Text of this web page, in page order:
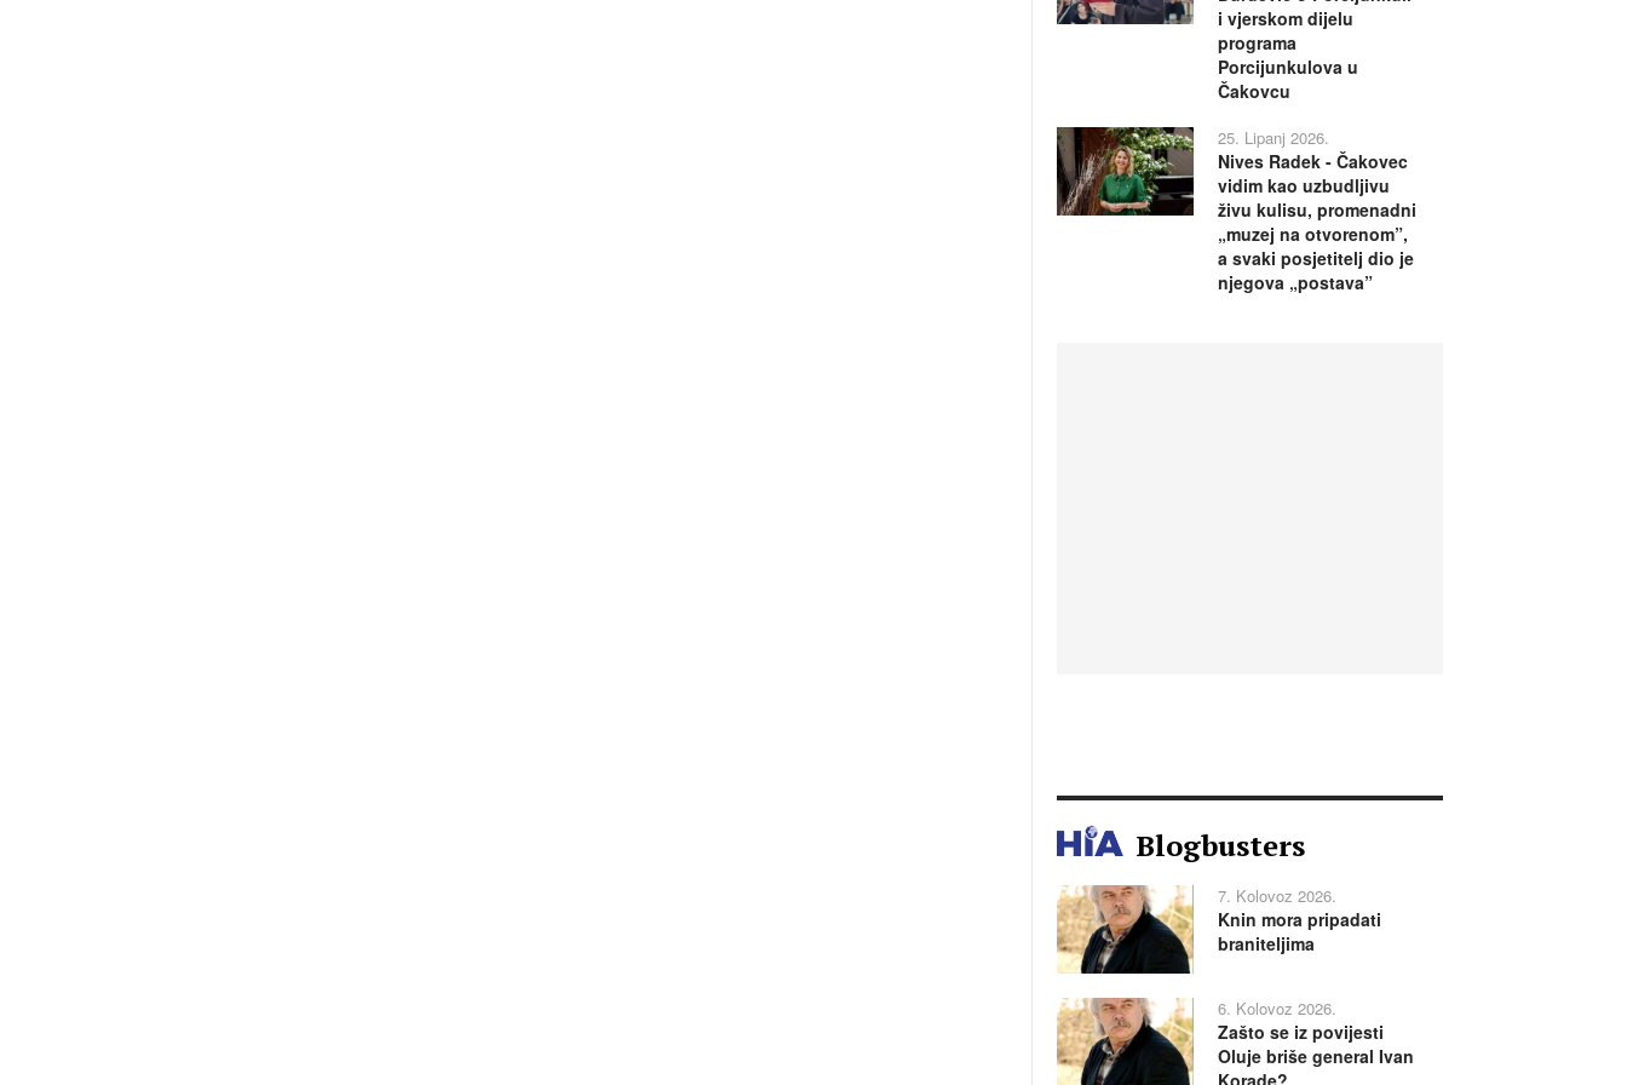
i vjerskom dijelu
programa
Porcijunkulova u
Čakovcu
25. Lipanj 2026.
Nives Radek - Čakovec
vidim kao uzbudljivu
živu kulisu, promenadni
„muzej na otvorenom”,
a svaki posjetitelj dio je
njegova „postava”
Blogbusters
7. Kolovoz 2026.
Knin mora pripadati
braniteljima
6. Kolovoz 2026.
Zašto se iz povijesti
Oluje briše general Ivan